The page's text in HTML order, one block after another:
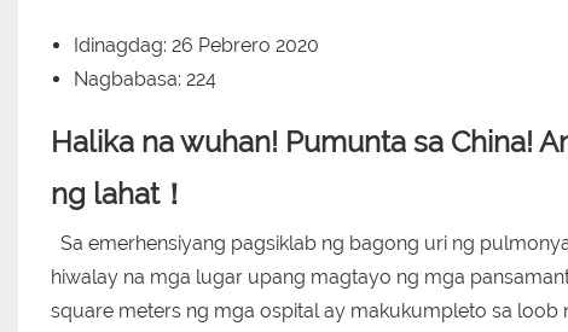
Idinagdag: 26 Pebrero 2020
Nagbabasa: 224
Halika na wuhan! Pumunta sa China!
ng lahat！
Sa emerhensiyang pagsiklab ng bagong uri ng
hiwalay na mga lugar upang magtayo ng mga
square meters ng mga ospital ay makukumpleto sa loob